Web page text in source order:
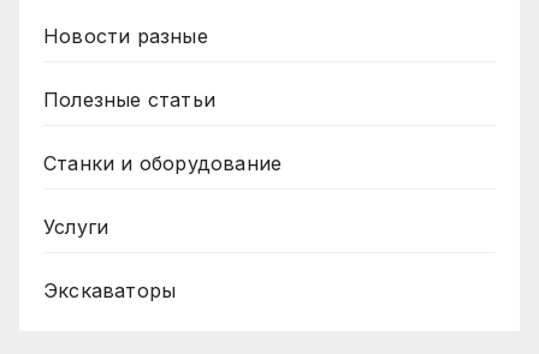
Новости разные
Полезные статьи
Станки и оборудование
Услуги
Экскаваторы